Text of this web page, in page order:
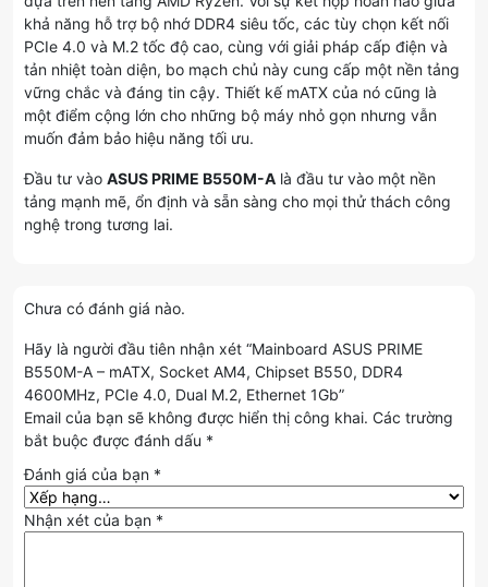
khả năng hỗ trợ bộ nhớ DDR4 siêu tốc, các tùy chọn kết nối
PCIe 4.0 và M.2 tốc độ cao, cùng với giải pháp cấp điện và
tản nhiệt toàn diện, bo mạch chủ này cung cấp một nền tảng
vững chắc và đáng tin cậy. Thiết kế mATX của nó cũng là
một điểm cộng lớn cho những bộ máy nhỏ gọn nhưng vẫn
muốn đảm bảo hiệu năng tối ưu.
Đầu tư vào ASUS PRIME B550M-A là đầu tư vào một nền
tảng mạnh mẽ, ổn định và sẵn sàng cho mọi thử thách công
nghệ trong tương lai.
Chưa có đánh giá nào.
Hãy là người đầu tiên nhận xét “Mainboard ASUS PRIME
B550M-A – mATX, Socket AM4, Chipset B550, DDR4
4600MHz, PCIe 4.0, Dual M.2, Ethernet 1Gb”
Email của bạn sẽ không được hiển thị công khai. Các trường
bắt buộc được đánh dấu *
Đánh giá của bạn *
Nhận xét của bạn *